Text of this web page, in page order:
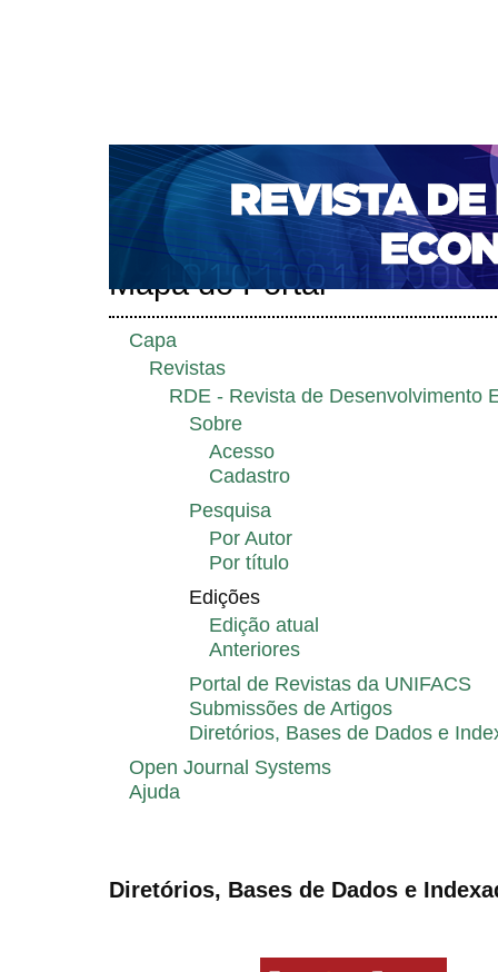
CAPA SOBRE ACESSO CADASTRO
NOTÍCIAS
PORTAL DE REVISTAS DA UNIFACS
BASES DE DADOS E INDEXADORES
Capa Sobre a revista > Mapa do Portal
Mapa do Portal
Capa
Revistas
RDE - Revista de Desenvolvimento
Sobre
Acesso
Cadastro
Pesquisa
Por Autor
Por título
Edições
Edição atual
Anteriores
Portal de Revistas da UNIFACS
Submissões de Artigos
Diretórios, Bases de Dados e
Open Journal Systems
Ajuda
Diretórios, Bases de Dados e